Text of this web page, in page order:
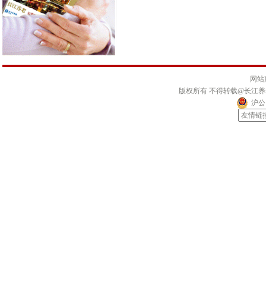
网
版权所有 不得转载@长江
沪公